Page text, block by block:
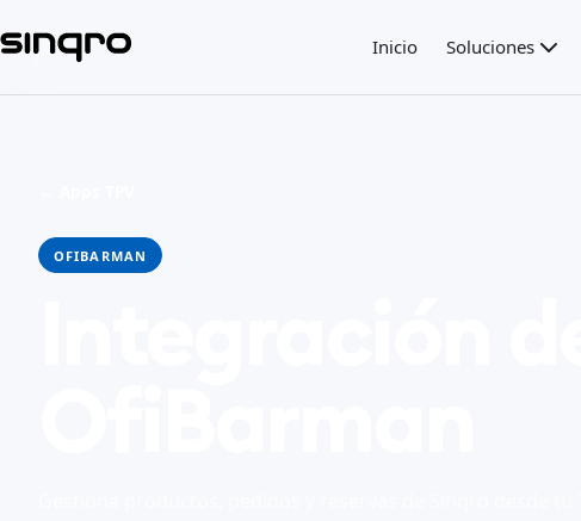
Inicio Soluciones
OFIBARMAN